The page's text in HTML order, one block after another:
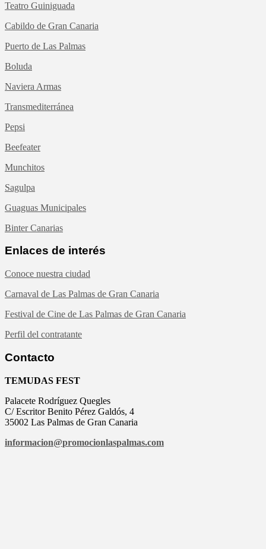
Teatro Guiniguada
Cabildo de Gran Canaria
Puerto de Las Palmas
Boluda
Naviera Armas
Transmediterránea
Pepsi
Beefeater
Munchitos
Sagulpa
Guaguas Municipales
Binter Canarias
Enlaces de interés
Conoce nuestra ciudad
Carnaval de Las Palmas de Gran Canaria
Festival de Cine de Las Palmas de Gran Canaria
Perfil del contratante
Contacto
TEMUDAS FEST
Palacete Rodríguez Quegles
C/ Escritor Benito Pérez Galdós, 4
35002 Las Palmas de Gran Canaria
informacion@promocionlaspalmas.com